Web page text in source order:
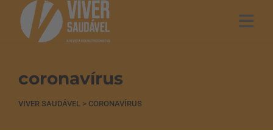
coronavírus
VIVER SAUDÁVEL > CORONAVÍRUS